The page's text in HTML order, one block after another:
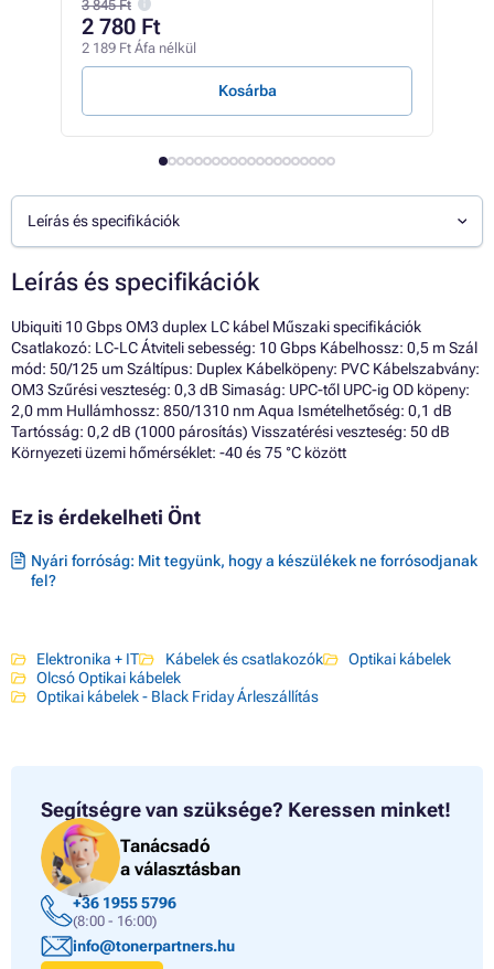
3 845 Ft
2 780 Ft
2 189 Ft Áfa nélkül
Kosárba
Leírás és specifikációk
Leírás és specifikációk
Ubiquiti 10 Gbps OM3 duplex LC kábel Műszaki specifikációk
Csatlakozó: LC-LC Átviteli sebesség: 10 Gbps Kábelhossz: 0,5 m Szál
mód: 50/125 um Száltípus: Duplex Kábelköpeny: PVC Kábelszabvány:
OM3 Szűrési veszteség: 0,3 dB Simaság: UPC-től UPC-ig OD köpeny:
2,0 mm Hullámhossz: 850/1310 nm Aqua Ismételhetőség: 0,1 dB
Tartósság: 0,2 dB (1000 párosítás) Visszatérési veszteség: 50 dB
Környezeti üzemi hőmérséklet: -40 és 75 °C között
Ez is érdekelheti Önt
Nyári forróság: Mit tegyünk, hogy a készülékek ne forrósodjanak
fel?
Elektronika + IT Kábelek és csatlakozók
Optikai kábelek
Olcsó Optikai kábelek
Optikai kábelek - Black Friday Árleszállítás
Segítségre van szüksége? Keressen minket!
Tanácsadó
a választásban
+36 1955 5796
(8:00 - 16:00)
info@tonerpartners.hu